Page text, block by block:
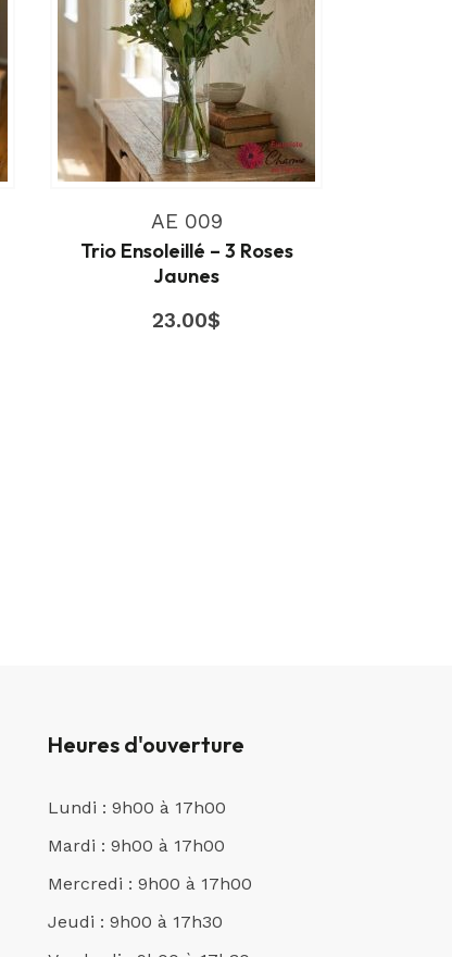
AE 009
Trio Ensoleillé – 3 Roses
Jaunes
23.00$
Heures d'ouverture
Lundi : 9h00 à 17h00
Mardi : 9h00 à 17h00
Mercredi : 9h00 à 17h00
Jeudi : 9h00 à 17h30